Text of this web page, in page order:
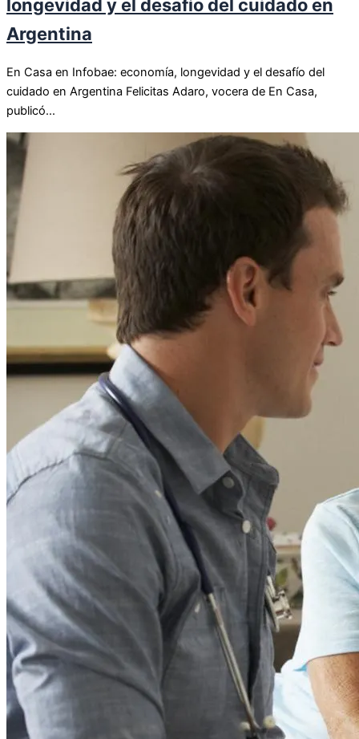
longevidad y el desafío del cuidado en
Argentina
En Casa en Infobae: economía, longevidad y el desafío del
cuidado en Argentina Felicitas Adaro, vocera de En Casa,
publicó...